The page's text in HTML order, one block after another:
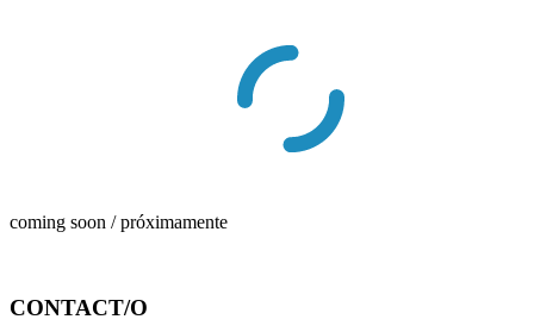
coming soon / próximamente
CONTACT/O